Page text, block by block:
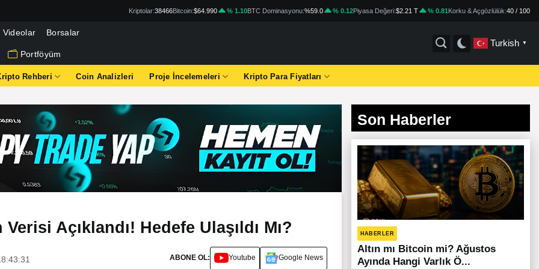
Kriptolar:38466Bitcoin:$64.990 % 1.10BTC Dominasyonu:%59.0 % 0.12Piyasa Değeri:$2.21 T % 0.81Korku & Açgözlülük:40 / 100
Videolar Borsalar
Portföyüm
Turkish ▼
Rehberi Coin Analizleri Proje İncelemeleri Kripto Para Fiyatları
Açıklandı! Hedefe Ulaşıldı Mı?
ABONE OL: Youtube Google News
Son Haberler
HABERLER
Altın mı Bitcoin mi? Ağustos
Ayında Hangi Varlık Ö...